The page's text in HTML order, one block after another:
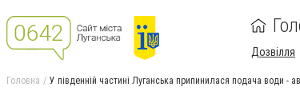
Дозвілля
Головна У південній частині Луганська припинилася подача води -